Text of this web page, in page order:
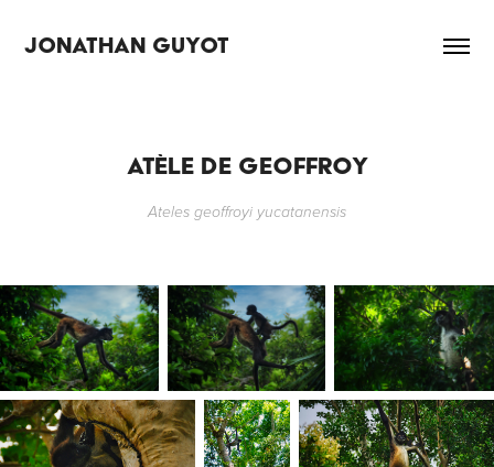
JONATHAN GUYOT
ATÈLE DE GEOFFROY
Ateles geoffroyi yucatanensis